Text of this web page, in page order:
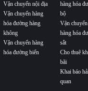
Vận chuyển nội địa
Vận chuyển hàng
hóa đường hàng
không
Vận chuyển hàng
hóa đường biển
hàng hóa
bộ
Vận chuyển
hàng hóa
sắt
Cho thuê
bãi
Khai báo
quan